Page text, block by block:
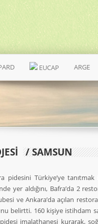
EUCAP ARGE
/ SAMSUN
Türkiye’ye tanıtmak
yer aldığını, Bafra’da 2
ve Ankara’da açılan
belirtti. 160 kişiye istihdam
imalathanesi kurarak,